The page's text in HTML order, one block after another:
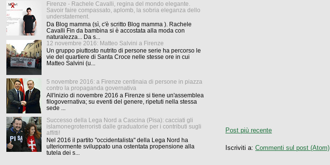
Post più recente
Iscriviti a:Commenti sul post (Atom)
Firenze - Rachele Cavalli, regina del mondo elegante.
Savoir faire compassato, aplomb, la sobria eleganza dello
understatement.
Da Blog mamma (sì, c'è scritto Blog mamma ). Rachele
Cavalli Fin da bambina si è accostata alla moda con
naturalezza... Da s...
12 novembre 2016: Matteo Salvini a Firenze
Un gruppo piuttosto nutrito di persone serie ha percorso le
vie del quartiere di Santa Croce nelle stesse ore in cui
Matteo Salvini (u...
5 novembre 2016: a Firenze centinaia di persone in piazza
contro la propaganda governativa
All'inizio di novembre 2016 a Firenze si tiene un'assemblea
filogovernativa; su eventi del genere, ripetuti nella stessa
sede ...
Successo della Lega Nord a Cascina (Pisa): cacciati gli
islamonegroterroristi dalle graduatorie per i contributi sugli
affitti!
Nel 2016 il partito "occidentalista" della Lega Nord ha
ulteriormente sviluppato una ostentata propensione alla
tutela dei s...